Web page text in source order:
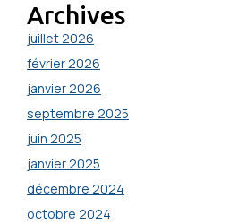
Archives
juillet 2026
février 2026
janvier 2026
septembre 2025
juin 2025
janvier 2025
décembre 2024
octobre 2024